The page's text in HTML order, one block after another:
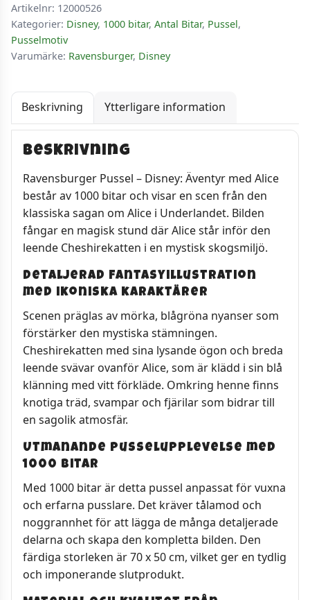
mängd
Artikelnr: 12000526
Kategorier: Disney, 1000 bitar, Antal Bitar, Pussel,
Pusselmotiv
Varumärke: Ravensburger, Disney
Beskrivning Ytterligare information
Beskrivning
Ravensburger Pussel – Disney: Äventyr med Alice
består av 1000 bitar och visar en scen från den
klassiska sagan om Alice i Underlandet. Bilden
fångar en magisk stund där Alice står inför den
leende Cheshirekatten i en mystisk skogsmiljö.
Detaljerad fantasyillustration
med ikoniska karaktärer
Scenen präglas av mörka, blågröna nyanser som
förstärker den mystiska stämningen.
Cheshirekatten med sina lysande ögon och breda
leende svävar ovanför Alice, som är klädd i sin blå
klänning med vitt förkläde. Omkring henne finns
knotiga träd, svampar och fjärilar som bidrar till
en sagolik atmosfär.
Utmanande pusselupplevelse med
1000 bitar
Med 1000 bitar är detta pussel anpassat för vuxna
och erfarna pusslare. Det kräver tålamod och
noggrannhet för att lägga de många detaljerade
delarna och skapa den kompletta bilden. Den
färdiga storleken är 70 x 50 cm, vilket ger en tydlig
och imponerande slutprodukt.